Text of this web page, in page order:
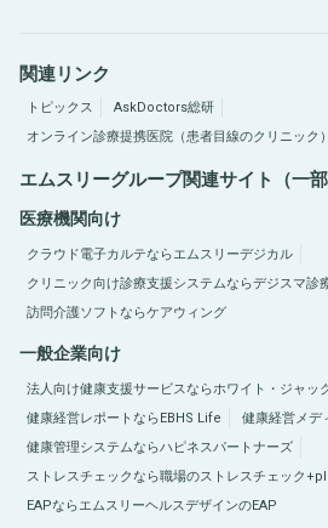
関連リンク
トピックス
AskDoctors総研
オンライン診療提携医院（患者目線のクリニック）
エムスリーグループ関連サイト（一部
医療機関向け
クラウド電子カルテならエムスリーデジカル
クリニック向け診療支援システムならデジスマ診
訪問介護ソフトならケアウィング
一般企業向け
法人向け健康支援サービスならホワイト・ジャッ
健康経営レポートならEBHS Life
健康経営メデ
健康管理システムならハピネスパートナーズ
ストレスチェックなら職場のストレスチェック
EAPならエムスリーヘルスデザインのEAP